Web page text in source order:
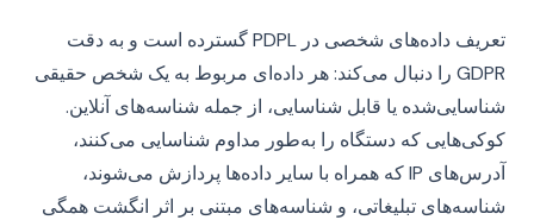
تعریف داده‌های شخصی در PDPL گسترده است و به دقت
GDPR را دنبال می‌کند: هر داده‌ای مربوط به یک شخص حقیقی
شناسایی‌شده یا قابل شناسایی، از جمله شناسه‌های آنلاین.
کوکی‌هایی که دستگاه را به‌طور مداوم شناسایی می‌کنند،
آدرس‌های IP که همراه با سایر داده‌ها پردازش می‌شوند،
شناسه‌های تبلیغاتی، و شناسه‌های مبتنی بر اثر انگشت همگی